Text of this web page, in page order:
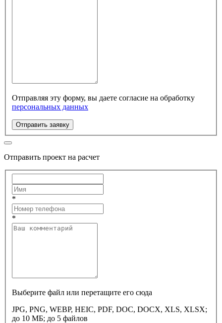
Отправляя эту форму, вы даете согласие на обработку
персональных данных
Отправить заявку
Отправить проект на расчет
*
*
Выберите файл или перетащите его сюда
JPG, PNG, WEBP, HEIC, PDF, DOC, DOCX, XLS, XLSX;
до 10 МБ; до 5 файлов